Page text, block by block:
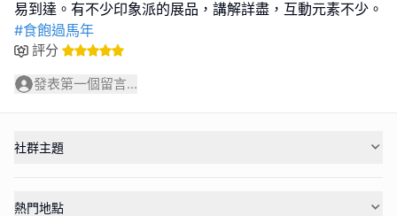
#食飽過馬年
評分
發表第一個留言...
社群主題
熱門地點